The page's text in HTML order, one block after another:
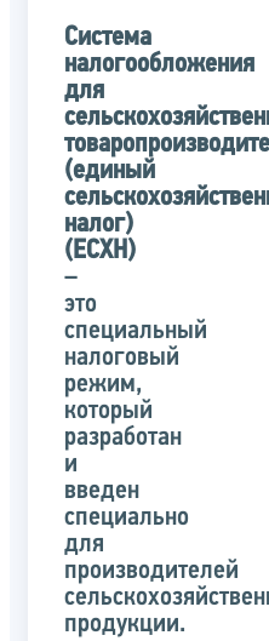
Система
налогообложения
для
(единый
налог)
(ЕСХН)
–
это
специальный
налоговый
режим,
который
разработан
и
введен
специально
для
производителей
продукции.